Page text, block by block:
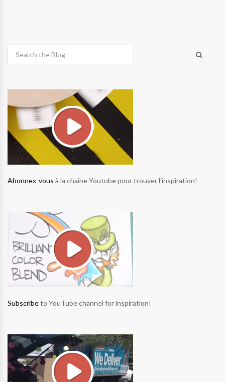
Abonnex-vous à la chaîne Youtube pour trouver l'inspiration!
Subscribeto YouTube channel for inspiration!